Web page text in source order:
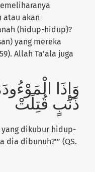
atau akan
(hidup-hidup)?
yang mereka
Allah Ta’ala juga
وَإِذَا
ذَنْبٍ قُتِلَتْ
dikubur hidup-
dia dibunuh?’” (QS.